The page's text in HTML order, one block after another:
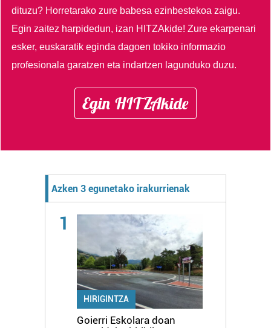
dituzu? Horretarako zure babesa ezinbestekoa zaigu.
Egin zaitez harpidedun, izan HITZAkide!Zure ekarpenari
esker, euskaratik eginda dagoen tokiko informazio
profesionala garatzen eta indartzen lagunduko duzu.
Egin HITZAkide
Azken 3 egunetako irakurrienak
1
HIRIGINTZA
Goierri Eskolara doan